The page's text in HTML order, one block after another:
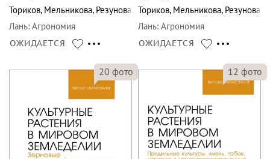
Ториков, Мельникова, Резунова
Лань: Агрономия
ОЖИДАЕТСЯ
Ториков, Мельникова, Резунова
Лань: Агрономия
ОЖИДАЕТСЯ
20 фото 12 фото